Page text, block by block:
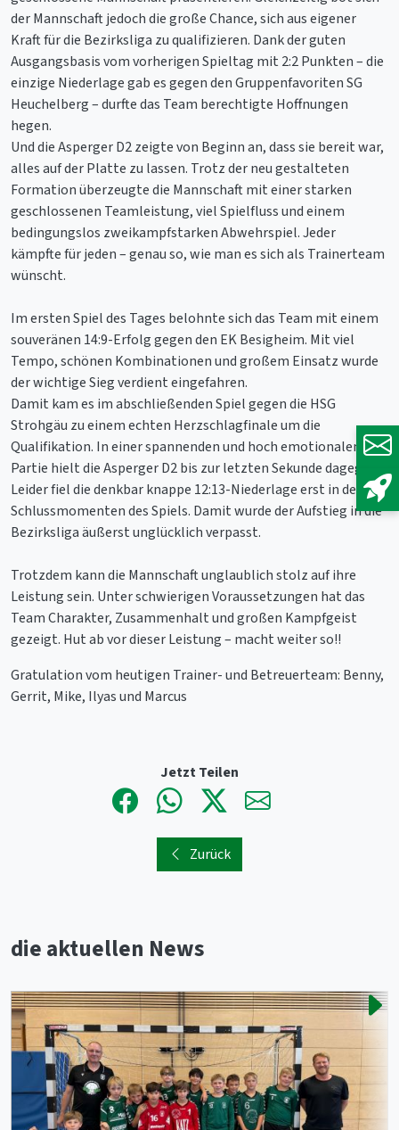
der Mannschaft jedoch die große Chance, sich aus eigener
Kraft für die Bezirksliga zu qualifizieren. Dank der guten
Ausgangsbasis vom vorherigen Spieltag mit 2:2 Punkten – die
einzige Niederlage gab es gegen den Gruppenfavoriten SG
Heuchelberg – durfte das Team berechtigte Hoffnungen
hegen.
Und die Asperger D2 zeigte von Beginn an, dass sie bereit war,
alles auf der Platte zu lassen. Trotz der neu gestalteten
Formation überzeugte die Mannschaft mit einer starken
geschlossenen Teamleistung, viel Spielfluss und einem
bedingungslos zweikampfstarken Abwehrspiel. Jeder
kämpfte für jeden – genau so, wie man es sich als Trainerteam
wünscht.
Im ersten Spiel des Tages belohnte sich das Team mit einem
souveränen 14:9-Erfolg gegen den EK Besigheim. Mit viel
Tempo, schönen Kombinationen und großem Einsatz wurde
der wichtige Sieg verdient eingefahren.
Damit kam es im abschließenden Spiel gegen die HSG
Strohgäu zu einem echten Herzschlagfinale um die
Qualifikation. In einer spannenden und hoch emotionalen
Partie hielt die Asperger D2 bis zur letzten Sekunde dagegen.
Leider fiel die denkbar knappe 12:13-Niederlage erst in den
Schlussmomenten des Spiels. Damit wurde der Aufstieg in die
Bezirksliga äußerst unglücklich verpasst.
Trotzdem kann die Mannschaft unglaublich stolz auf ihre
Leistung sein. Unter schwierigen Voraussetzungen hat das
Team Charakter, Zusammenhalt und großen Kampfgeist
gezeigt. Hut ab vor dieser Leistung – macht weiter so!!
Gratulation vom heutigen Trainer- und Betreuerteam: Benny,
Gerrit, Mike, Ilyas und Marcus
Jetzt Teilen
Zurück
die aktuellen News